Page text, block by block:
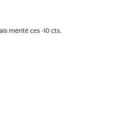
mérité ces -10 cts.